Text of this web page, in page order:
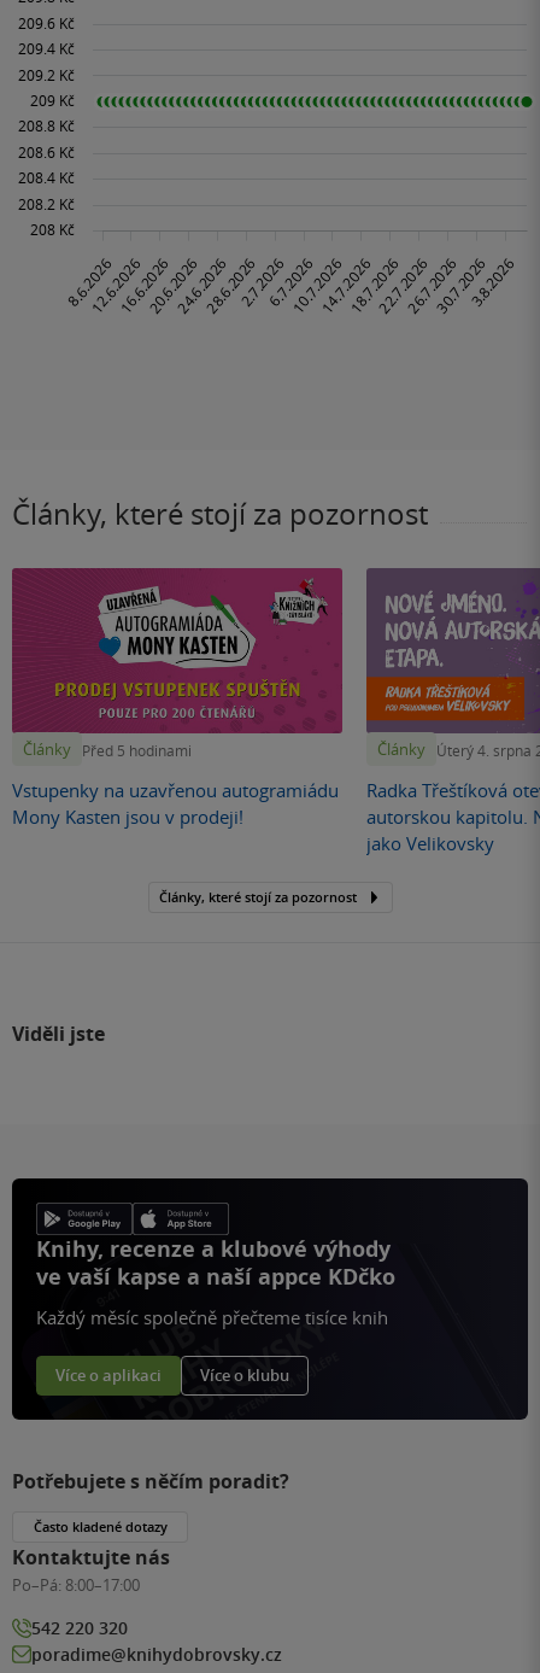
Články, které stojí za pozornost
Články Před 5 hodinami
Vstupenky na uzavřenou autogramiádu
Mony Kasten jsou v prodeji!
Články Úterý 4. srpna
Radka Třeštíková
autorskou kapitolu.
jako Velikovsky
Články, které stojí za pozornost
Viděli jste
Knihy, recenze a klubové výhody
ve vaší kapse a naší appce KDčko
Každý měsíc společně přečteme tisíce knih
Více o aplikaci Více o klubu
Potřebujete s něčím poradit?
Často kladené dotazy
Kontaktujte nás
Po–Pá: 8:00–17:00
542 220 320
poradime@knihydobrovsky.cz